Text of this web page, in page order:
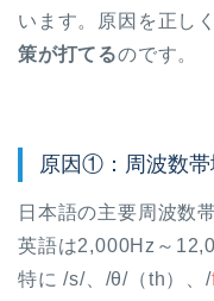
います。原因を正し
策が打てるのです。
原因①：周波数帯
日本語の主要周波数
英語は2,000Hz～
特に /s/、/θ/（th）、/